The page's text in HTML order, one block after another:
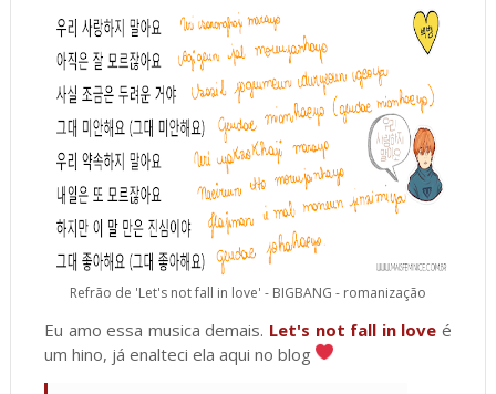
Refrão de 'Let's not fall in love' - BIGBANG - romanização
Eu amo essa musica demais. Let's not fall in love é
um hino, já enalteci ela aqui no blog